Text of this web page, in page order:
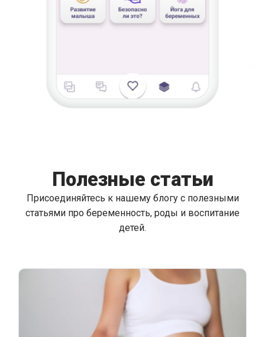
Полезные статьи
Присоединяйтесь к нашему блогу с полезными
статьями про беременность, роды и воспитание
детей.